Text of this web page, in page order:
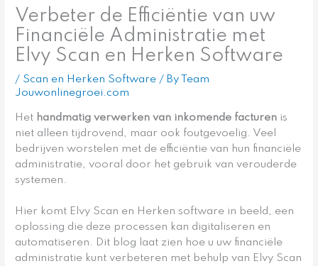
Verbeter de Efficiëntie van uw
Financiële Administratie met
Elvy Scan en Herken Software
/ Scan en Herken Software / By Team
Jouwonlinegroei.com
Het handmatig verwerken van inkomende facturen is
niet alleen tijdrovend, maar ook foutgevoelig. Veel
bedrijven worstelen met de efficiëntie van hun financiële
administratie, vooral door het gebruik van verouderde
systemen.
Hier komt Elvy Scan en Herken software in beeld, een
oplossing die deze processen kan digitaliseren en
automatiseren. Dit blog laat zien hoe u uw financiële
administratie kunt verbeteren met behulp van Elvy Scan